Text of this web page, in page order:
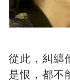
從此，糾纏
是恨，都不